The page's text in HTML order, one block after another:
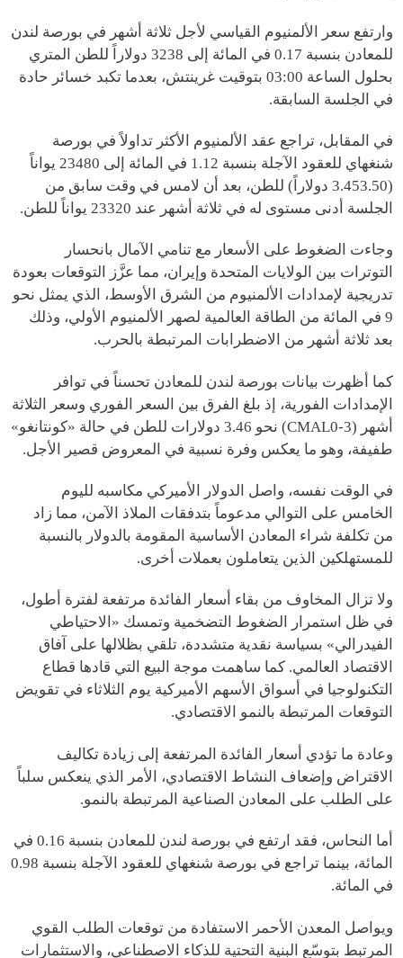
وارتفع سعر الألمنيوم القياسي لأجل ثلاثة أشهر في بورصة لندن
للمعادن بنسبة 0.17 في المائة إلى 3238 دولاراً للطن المتري
بحلول الساعة 03:00 بتوقيت غرينتش، بعدما تكبد خسائر حادة
في الجلسة السابقة.
في المقابل، تراجع عقد الألمنيوم الأكثر تداولاً في بورصة
شنغهاي للعقود الآجلة بنسبة 1.12 في المائة إلى 23480 يواناً
(3.453.50 دولاراً) للطن، بعد أن لامس في وقت سابق من
الجلسة أدنى مستوى له في ثلاثة أشهر عند 23320 يواناً للطن.
وجاءت الضغوط على الأسعار مع تنامي الآمال بانحسار
التوترات بين الولايات المتحدة وإيران، مما عزَّز التوقعات بعودة
تدريجية لإمدادات الألمنيوم من الشرق الأوسط، الذي يمثل نحو
9 في المائة من الطاقة العالمية لصهر الألمنيوم الأولي، وذلك
بعد ثلاثة أشهر من الاضطرابات المرتبطة بالحرب.
كما أظهرت بيانات بورصة لندن للمعادن تحسناً في توافر
الإمدادات الفورية، إذ بلغ الفرق بين السعر الفوري وسعر الثلاثة
أشهر (CMAL0-3) نحو 3.46 دولارات للطن في حالة «كونتانغو»
طفيفة، وهو ما يعكس وفرة نسبية في المعروض قصير الأجل.
في الوقت نفسه، واصل الدولار الأميركي مكاسبه لليوم
الخامس على التوالي مدعوماً بتدفقات الملاذ الآمن، مما زاد
من تكلفة شراء المعادن الأساسية المقومة بالدولار بالنسبة
للمستهلكين الذين يتعاملون بعملات أخرى.
ولا تزال المخاوف من بقاء أسعار الفائدة مرتفعة لفترة أطول،
في ظل استمرار الضغوط التضخمية وتمسك «الاحتياطي
الفيدرالي» بسياسة نقدية متشددة، تلقي بظلالها على آفاق
الاقتصاد العالمي. كما ساهمت موجة البيع التي قادها قطاع
التكنولوجيا في أسواق الأسهم الأميركية يوم الثلاثاء في تقويض
التوقعات المرتبطة بالنمو الاقتصادي.
وعادة ما تؤدي أسعار الفائدة المرتفعة إلى زيادة تكاليف
الاقتراض وإضعاف النشاط الاقتصادي، الأمر الذي ينعكس سلباً
على الطلب على المعادن الصناعية المرتبطة بالنمو.
أما النحاس، فقد ارتفع في بورصة لندن للمعادن بنسبة 0.16 في
المائة، بينما تراجع في بورصة شنغهاي للعقود الآجلة بنسبة 0.98
في المائة.
ويواصل المعدن الأحمر الاستفادة من توقعات الطلب القوي
المرتبط بتوسّع البنية التحتية للذكاء الاصطناعي، والاستثمارات